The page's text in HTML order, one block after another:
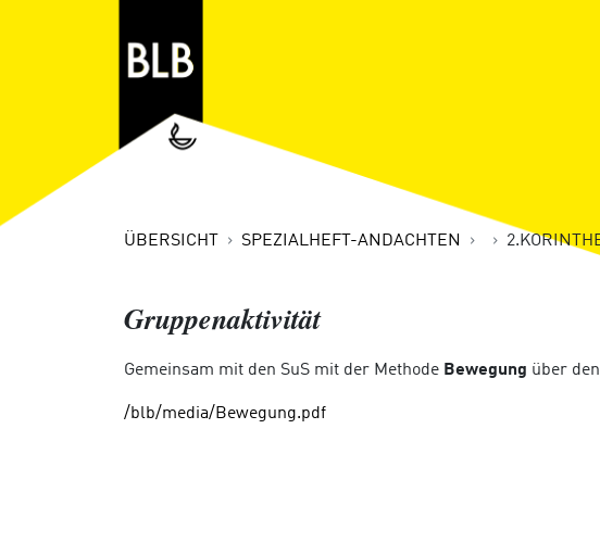
ÜBERSICHT SPEZIALHEFT-ANDACHTEN
Gruppenaktivität
Gemeinsam mit den SuS mit der Methode Bewegung über
/blb/media/Bewegung.pdf